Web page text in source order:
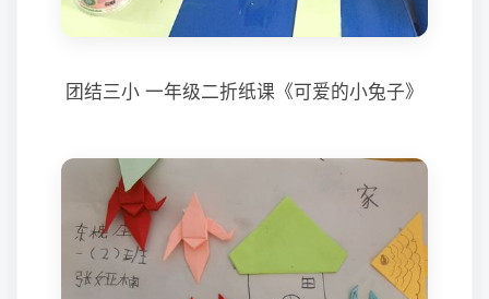
团结三小 一年级二折纸课《可爱的小兔子》